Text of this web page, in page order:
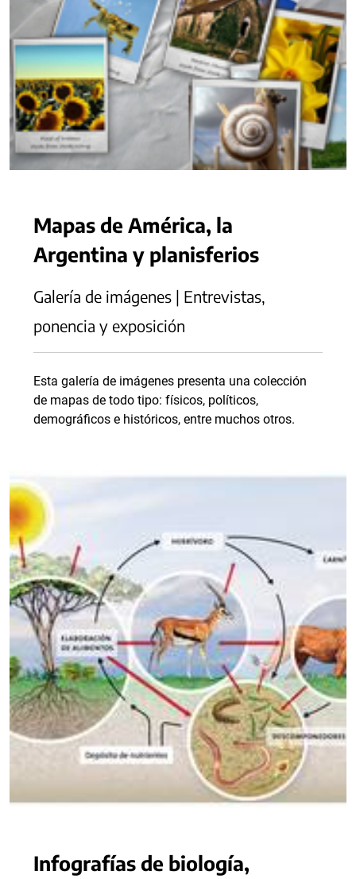
Mapas de América, la
Argentina y planisferios
Galería de imágenes | Entrevistas,
ponencia y exposición
Esta galería de imágenes presenta una colección
de mapas de todo tipo: físicos, políticos,
demográficos e históricos, entre muchos otros.
Infografías de biología,